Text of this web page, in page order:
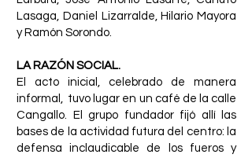
Lasaga, Daniel Lizarralde, Hilario Mayora
y Ramón Sorondo.
LA RAZÓN SOCIAL.
El acto inicial, celebrado de manera
informal, tuvo lugar en un café de la calle
Cangallo. El grupo fundador fijó allí las
bases de la actividad futura del centro: la
defensa inclaudicable de los fueros y